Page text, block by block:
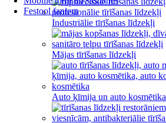
Festool faniem
Industriālie tīrīšanas līdzekļi
Mājas tīrīšanas līdzekļi
Auto ķīmija un auto kosmētika